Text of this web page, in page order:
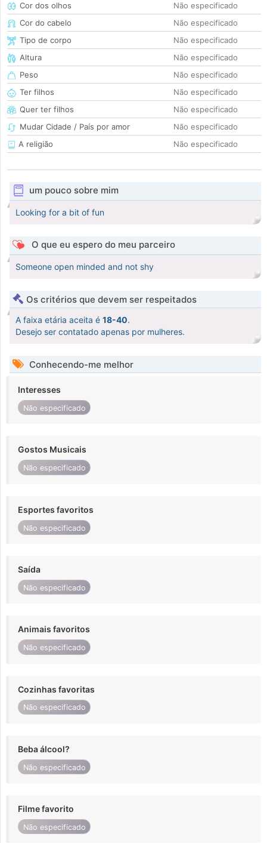
Cor dos olhos
Não especificado
Cor do cabelo
Não especificado
Tipo de corpo
Não especificado
Altura
Não especificado
Peso
Não especificado
Ter filhos
Não especificado
Quer ter filhos
Não especificado
Mudar Cidade / País por amor
Não especificado
A religião
Não especificado
um pouco sobre mim
Looking for a bit of fun
O que eu espero do meu parceiro
Someone open minded and not shy
Os critérios que devem ser respeitados
A faixa etária aceita é 18-40.
Desejo ser contatado apenas por mulheres.
Conhecendo-me melhor
Interesses
Não especificado
Gostos Musicais
Não especificado
Esportes favoritos
Não especificado
Saída
Não especificado
Animais favoritos
Não especificado
Cozinhas favoritas
Não especificado
Beba álcool?
Não especificado
Filme favorito
Não especificado